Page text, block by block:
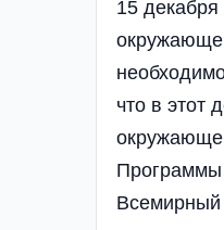
15
что в этот
Всемирный